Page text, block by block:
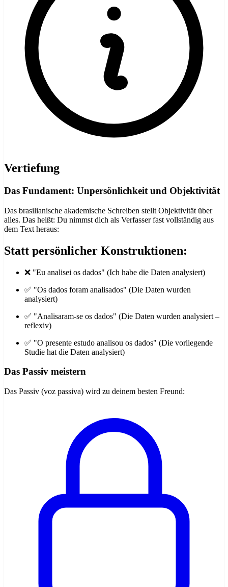
Vertiefung
Das Fundament: Unpersönlichkeit und Objektivität
Das brasilianische akademische Schreiben stellt Objektivität über
alles. Das heißt: Du nimmst dich als Verfasser fast vollständig aus
dem Text heraus:
Statt persönlicher Konstruktionen:
❌ "Eu analisei os dados" (Ich habe die Daten analysiert)
✅ "Os dados foram analisados" (Die Daten wurden
analysiert)
✅ "Analisaram-se os dados" (Die Daten wurden analysiert –
reflexiv)
✅ "O presente estudo analisou os dados" (Die vorliegende
Studie hat die Daten analysiert)
Das Passiv meistern
Das Passiv (voz passiva) wird zu deinem besten Freund: